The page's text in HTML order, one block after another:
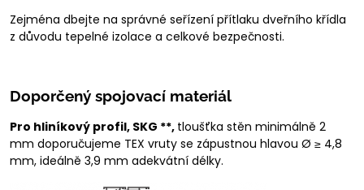
Zejména dbejte na správné seřízení přítlaku dveřního křídla
z důvodu tepelné izolace a celkové bezpečnosti.
Doporčený spojovací materiál
Pro hliníkový profil, SKG **, tloušťka stěn minimálně 2
mm doporučujeme TEX vruty se zápustnou hlavou Ø ≥ 4,8
mm, ideálně 3,9 mm adekvátní délky.